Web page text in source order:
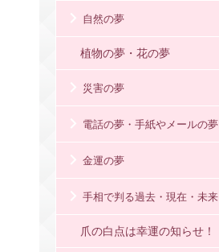
自然の夢
植物の夢・花の夢
災害の夢
電話の夢・手紙やメールの夢
金運の夢
手相で判る過去・現在・未来
爪の白点は幸運の知らせ！